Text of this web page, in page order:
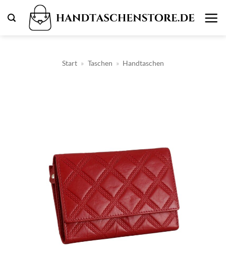
Inhalt
Start » Taschen » Handtaschen